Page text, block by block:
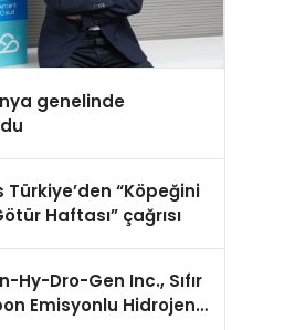
genelinde
Türkiye’den “Köpeğini
Haftası” çağrısı
Hy-Dro-Gen Inc., Sıfır
Emisyonlu Hidrojen